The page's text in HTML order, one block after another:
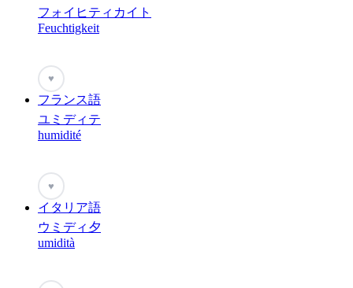
フォイヒティカイト
Feuchtigkeit
♥
フランス語
ユミディテ
humidité
♥
イタリア語
ウミディ夕
umidità